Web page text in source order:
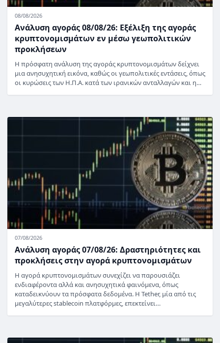
08/08/2026
Ανάλυση αγοράς 08/08/26: Εξέλιξη της αγοράς
κρυπτονομισμάτων εν μέσω γεωπολιτικών
προκλήσεων
Η πρόσφατη ανάλυση της αγοράς κρυπτονομισμάτων δείχνει
μια ανησυχητική εικόνα, καθώς οι γεωπολιτικές εντάσεις, όπως
οι κυρώσεις των Η.Π.Α. κατά των ιρανικών ανταλλαγών και η…
07/08/2026
Ανάλυση αγοράς 07/08/26: Δραστηριότητες και
προκλήσεις στην αγορά κρυπτονομισμάτων
Η αγορά κρυπτονομισμάτων συνεχίζει να παρουσιάζει
ενδιαφέροντα αλλά και ανησυχητικά φαινόμενα, όπως
καταδεικνύουν τα πρόσφατα δεδομένα. Η Tether, μία από τις
μεγαλύτερες stablecoin πλατφόρμες, επεκτείνει…